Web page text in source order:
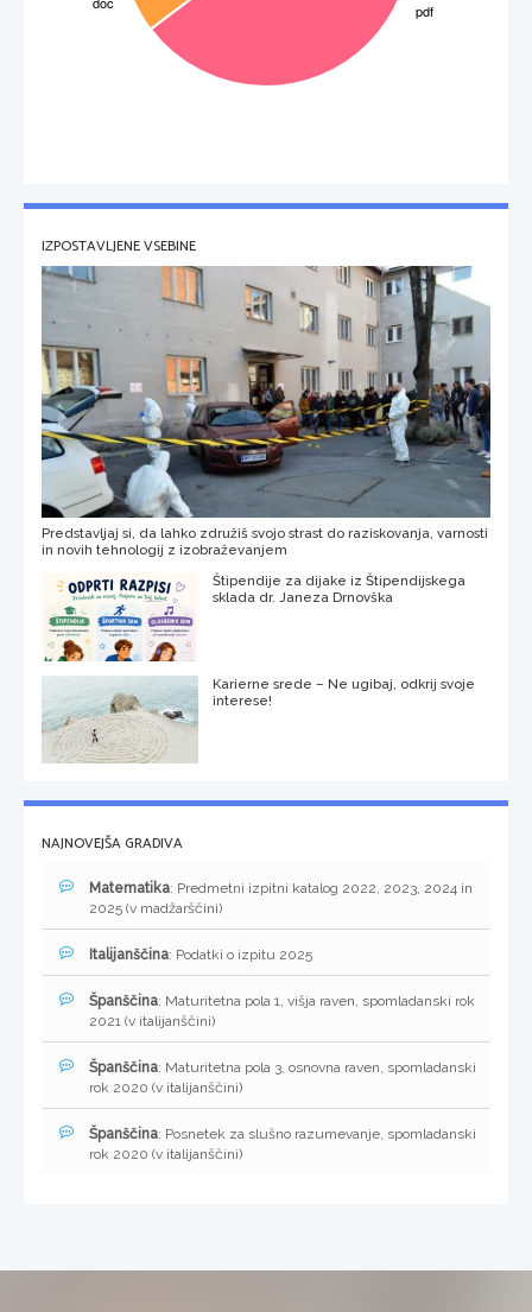
IZPOSTAVLJENE VSEBINE
Predstavljaj si, da lahko združiš svojo strast do raziskovanja, varnosti
in novih tehnologij z izobraževanjem
Štipendije za dijake iz Štipendijskega
sklada dr. Janeza Drnovška
Karierne srede – Ne ugibaj, odkrij svoje
interese!
NAJNOVEJŠA GRADIVA
Matematika: Predmetni izpitni katalog 2022, 2023, 2024 in
2025 (v madžarščini)
Italijanščina: Podatki o izpitu 2025
Španščina: Maturitetna pola 1, višja raven, spomladanski rok
2021 (v italijanščini)
Španščina: Maturitetna pola 3, osnovna raven, spomladanski
rok 2020 (v italijanščini)
Španščina: Posnetek za slušno razumevanje, spomladanski
rok 2020 (v italijanščini)